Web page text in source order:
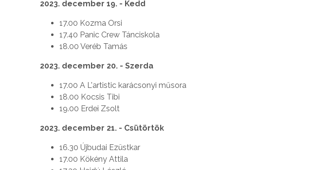
2023. december 19. - Kedd
17.00 Kozma Orsi
17.40 Panic Crew Tánciskola
18.00 Veréb Tamás
2023. december 20. - Szerda
17.00 A L'artistic karácsonyi műsora
18.00 Kocsis Tibi
19.00 Erdei Zsolt
2023. december 21. - Csütörtök
16.30 Újbudai Ezüstkar
17.00 Kökény Attila